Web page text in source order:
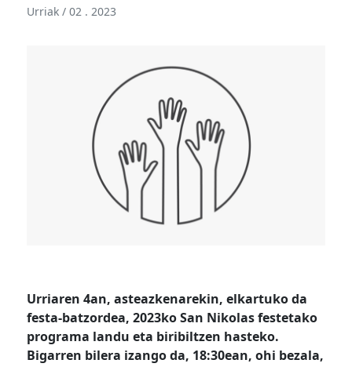
Urriak / 02 . 2023
Urriaren 4an, asteazkenarekin, elkartuko da
festa-batzordea, 2023ko San Nikolas festetako
programa landu eta biribiltzen hasteko.
Bigarren bilera izango da, 18:30ean, ohi bezala,